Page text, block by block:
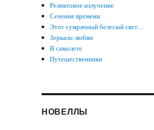
Реликтовое излучение
Сечение времени
Этот сумрачный белесый свет…
Зеркало любви
В самолете
Путешественники
НОВЕЛЛЫ